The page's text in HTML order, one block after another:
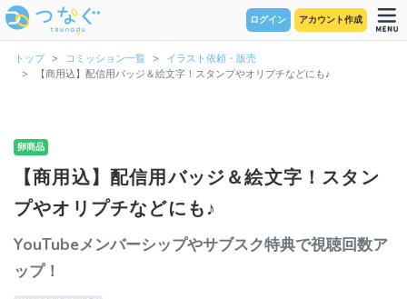
ログイン アカウント作成
トップ コミッション一覧
イラスト依頼・販売
【商用込】配信用バッジ＆絵文字！スタンプやオリプチなどにも♪
卵商品
【商用込】配信用バッジ＆絵文字！スタン
プやオリプチなどにも♪
YouTubeメンバーシップやサブスク特典で視聴回数ア
ップ！